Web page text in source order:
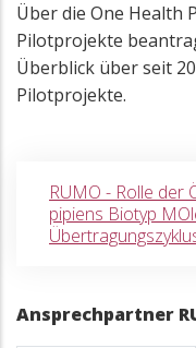
Über die One Health
Pilotprojekte
Überblick über seit
Pilotprojekte.
RUMO - Rolle der
pipiens Biotyp
Ansprechpartner